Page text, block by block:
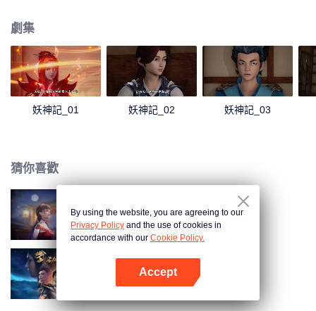
劇集
妖神記_01 妖神記_02 妖神記_03
猜你喜歡
長安幻街
武動乾坤
By using the website, you are agreeing to our
Privacy Policy and the use of cookies in
accordance with our Cookie Policy.
Accept